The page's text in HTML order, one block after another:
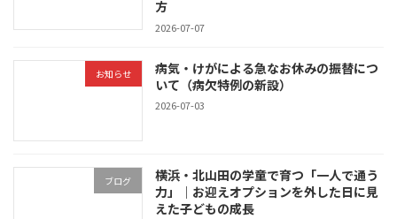
方
2026-07-07
お知らせ
病気・けがによる急なお休みの振替につ
いて（病欠特例の新設）
2026-07-03
ブログ
横浜・北山田の学童で育つ「一人で通う
力」｜お迎えオプションを外した日に見
えた子どもの成長